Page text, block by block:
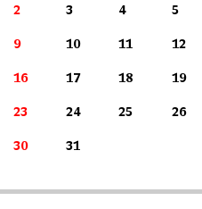
2 3 4 5
9 10 11 12
16 17 18 19
23 24 25 26
30 31